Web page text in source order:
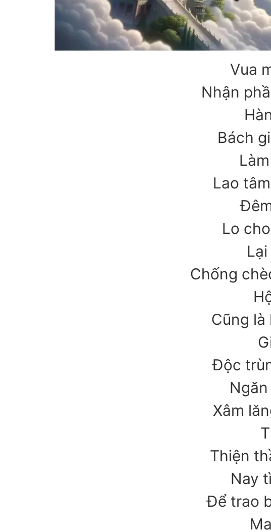
Vua
Nhận
Bách
Lao
Lo
Chống
Cũng
Độc
Xâm
Thiện
Nay
Để trao